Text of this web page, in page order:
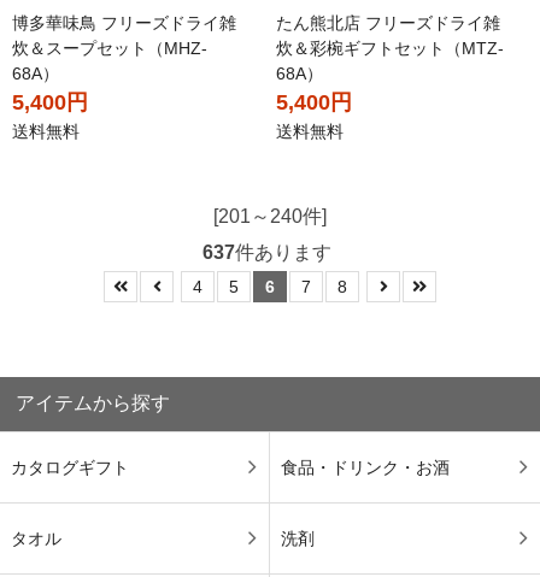
博多華味鳥 フリーズドライ雑
炊＆スープセット（MHZ-
68A）
5,400円
送料無料
たん熊北店 フリーズドライ雑
炊＆彩椀ギフトセット（MTZ-
68A）
5,400円
送料無料
[201～240件]
637件あります
4 5 6 7 8
アイテムから探す
カタログギフト 食品・ドリンク・お酒
タオル 洗剤